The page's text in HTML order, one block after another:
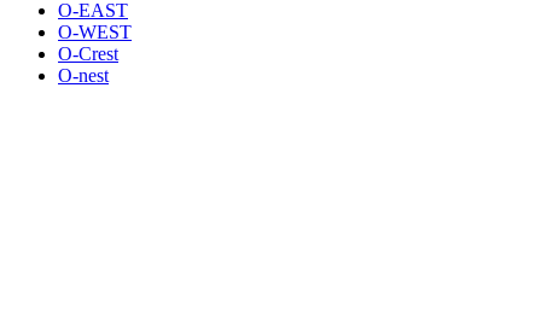
O-EAST
O-WEST
O-Crest
O-nest